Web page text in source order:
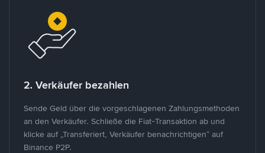
2. Verkäufer bezahlen
Sende Geld über die vorgeschlagenen Zahlungsmethoden
an den Verkäufer. Schließe die Fiat-Transaktion ab und
klicke auf „Transferiert, Verkäufer benachrichtigen“ auf
Binance P2P.